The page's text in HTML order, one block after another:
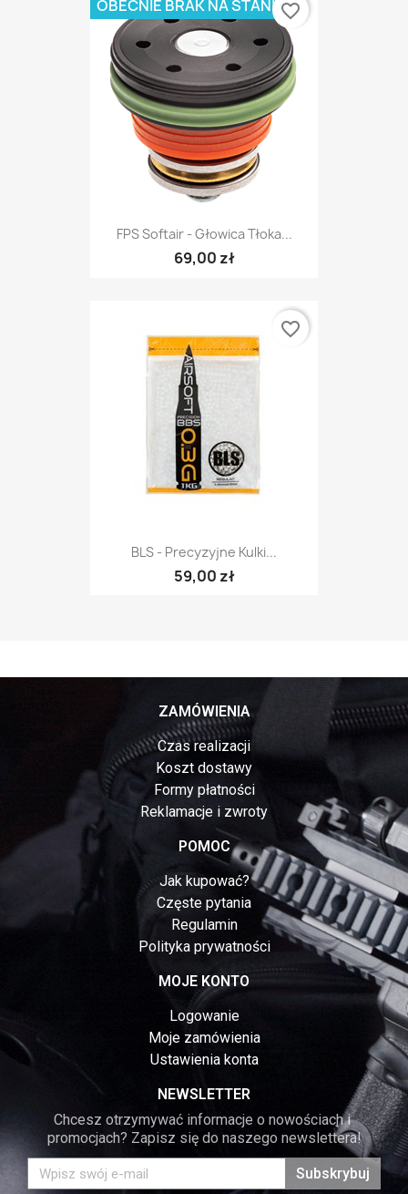
FPS Softair - Głowica Tłoka...
69,00 zł
OBECNIE BRAK NA STANIEfavorite_border
BLS - Precyzyjne Kulki...
59,00 zł
favorite_border
ZAMÓWIENIA
Czas realizacji
Koszt dostawy
Formy płatności
Reklamacje i zwroty
POMOC
Jak kupować?
Częste pytania
Regulamin
Polityka prywatności
MOJE KONTO
Logowanie
Moje zamówienia
Ustawienia konta
NEWSLETTER
Chcesz otrzymywać informacje o nowościach i
promocjach? Zapisz się do naszego newslettera!
Subskrybuj